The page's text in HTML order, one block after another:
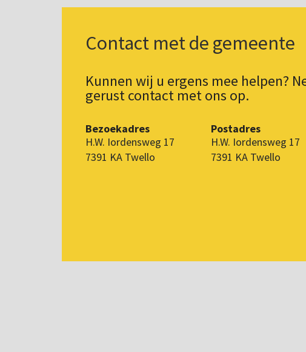
Contact met de gemeente
Kunnen wij u ergens mee helpen?
gerust contact met ons op.
Bezoekadres
H.W. Iordensweg 17
7391 KA Twello
Postadres
H.W. Iordensweg 17
7391 KA Twello